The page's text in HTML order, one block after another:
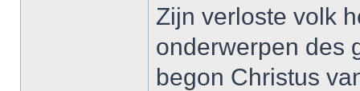
Zijn verloste volk
onderwerpen des
begon Christus